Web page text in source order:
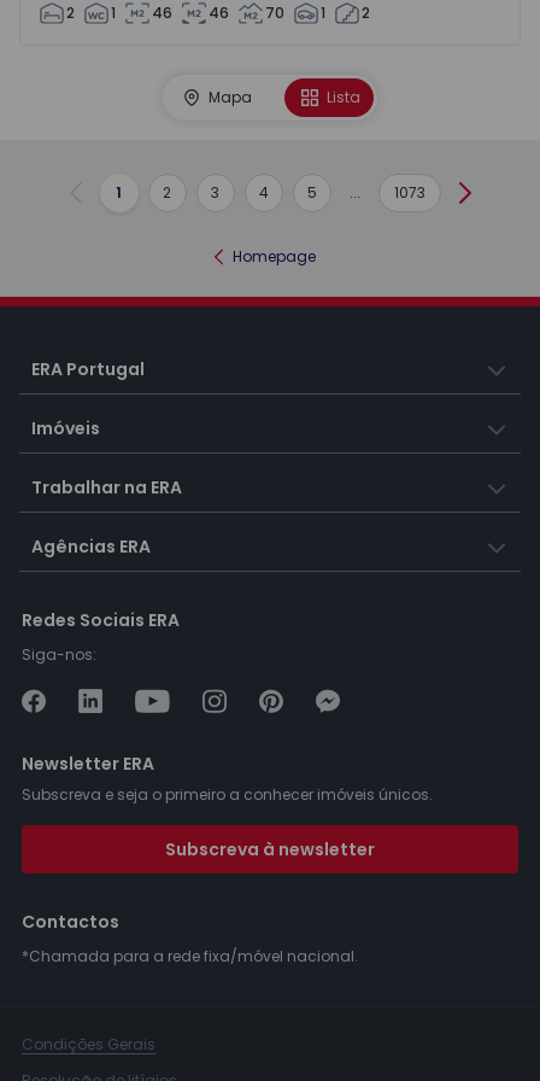
2 1 46 46 70 1 2
Mapa Lista
Anterior
1 2 3 4 5 ... 1073
Homepage
ERA Portugal
Imóveis
Trabalhar na ERA
Agências ERA
Redes Sociais ERA
Siga-nos:
Newsletter ERA
Subscreva e seja o primeiro a conhecer imóveis únicos.
Subscreva à newsletter
Contactos
*Chamada para a rede fixa/móvel nacional.
Condições Gerais